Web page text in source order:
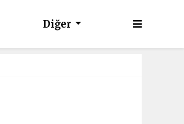
Diğer